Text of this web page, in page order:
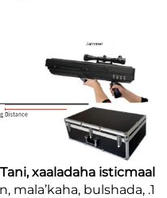
Tani, xaaladaha isticmaal
mala’kaha, bulshada,